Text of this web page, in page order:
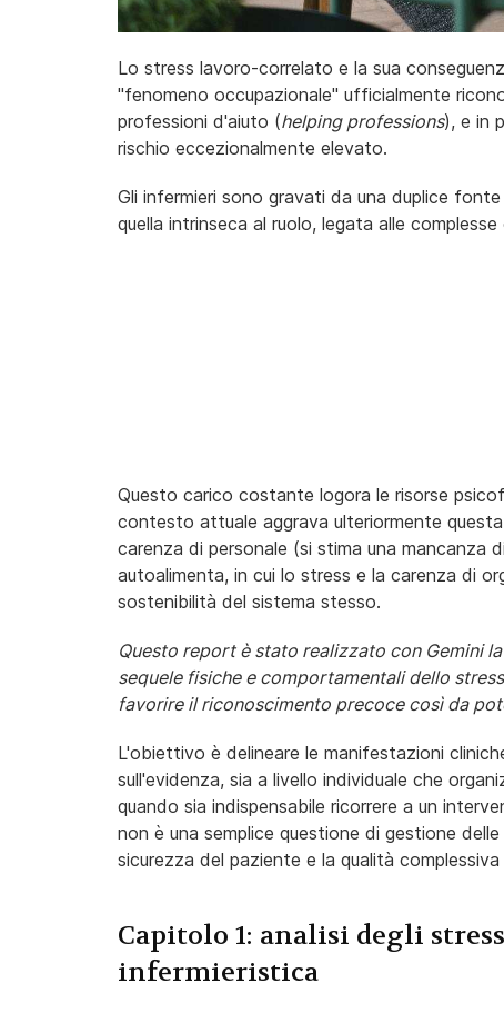
Lo stress lavoro-correlato e la sua
"fenomeno occupazionale" ufficialmente
professioni d'aiuto (helping professions), e in
rischio eccezionalmente elevato.
Gli infermieri sono gravati da una duplice
quella intrinseca al ruolo, legata alle
Questo carico costante logora le risorse
contesto attuale aggrava ulteriormente
carenza di personale (si stima una mancanza
autoalimenta, in cui lo stress e la carenza di
sostenibilità del sistema stesso.
Questo report è stato realizzato con Gemini
sequele fisiche e comportamentali dello
favorire il riconoscimento precoce così da
L'obiettivo è delineare le manifestazioni
sull'evidenza, sia a livello individuale che
quando sia indispensabile ricorrere a un
non è una semplice questione di gestione
sicurezza del paziente e la qualità
Capitolo 1: analisi degli
infermieristica